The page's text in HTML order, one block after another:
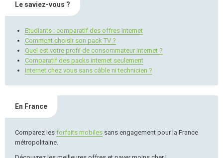
Le saviez-vous ?
Etudiants : comparatif des offres Internet
Comment choisir son pack TV ?
Quel est votre profil de consommateur internet ?
Comparatif des packs internet seulement
Internet chez vous sans câble ni technicien ?
En France
Comparez les forfaits mobiles sans engagement pour la France
métropolitaine.